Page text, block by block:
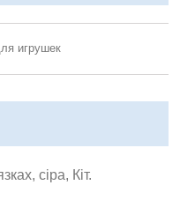
игрушек
сіра, Кіт.